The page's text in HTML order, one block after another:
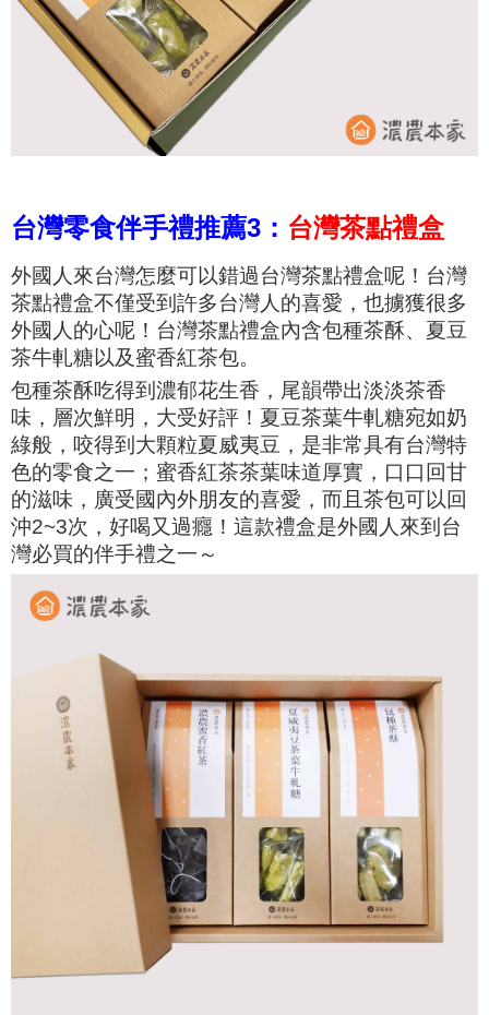
台灣零食伴手禮推薦3： 台灣茶點禮盒
外國人來台灣怎麼可以錯過台灣茶點禮盒呢！台灣
茶點禮盒不僅受到許多台灣人的喜愛，也擄獲很多
外國人的心呢！台灣茶點禮盒內含包種茶酥、夏豆
茶牛軋糖以及蜜香紅茶包。
包種茶酥吃得到濃郁花生香，尾韻帶出淡淡茶香
味，層次鮮明，大受好評！夏豆茶葉牛軋糖宛如奶
綠般，咬得到 大顆粒夏威夷豆，是非常具有台灣特
色的零食之一；蜜香紅茶茶葉味道厚實，口口回甘
的滋味，廣受國內外朋友的喜愛，而且茶包可以回
沖2~3次，好喝又過癮！這款禮盒是外國人來到台
灣必買的伴手禮之一～